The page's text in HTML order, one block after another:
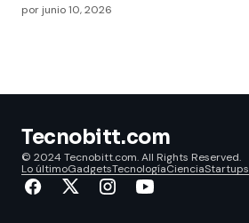
por junio 10, 2026
Tecnobitt.com
© 2024 Tecnobitt.com. All Rights Reserved.
Lo últimoGadgetsTecnologíaCienciaStartups